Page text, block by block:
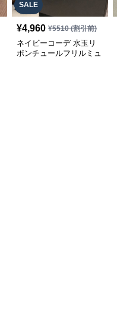
SALE
¥4,960 ¥5510(割引前)
ネイビーコーデ 水玉リ
ボンチュールフリルミュ